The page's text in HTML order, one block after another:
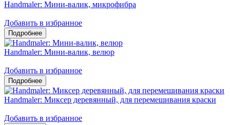
Handmaler: Мини-валик, микрофибра
Добавить в избранное
Handmaler: Мини-валик, велюр
Добавить в избранное
Handmaler: Миксер деревянный, для перемешивания краски
Добавить в избранное